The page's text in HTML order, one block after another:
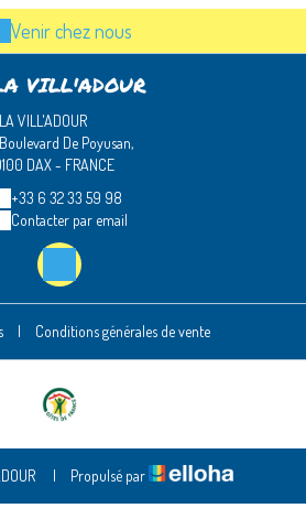
Venir chez nous
VILL'ADOUR
VILL'ADOUR
De Poyusan,
DAX - FRANCE
+33 6 32 33 59 98
Contacter par email
| Conditions générales de vente
| Propulsé par